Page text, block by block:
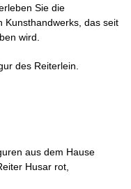
Sie die
Kunsthandwerks, das seit
wird.
des Reiterlein.
aus dem Hause
Husar rot,